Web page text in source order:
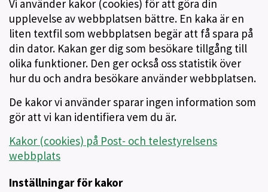
Vi använder kakor (cookies) för att göra din
upplevelse av webbplatsen bättre. En kaka är en
liten textfil som webbplatsen begär att få spara på
din dator. Kakan ger dig som besökare tillgång till
olika funktioner. Den ger också oss statistik över
hur du och andra besökare använder webbplatsen.
De kakor vi använder sparar ingen information som
gör att vi kan identifiera vem du är.
Kakor (cookies) på Post- och telestyrelsens
webbplats
Inställningar för kakor